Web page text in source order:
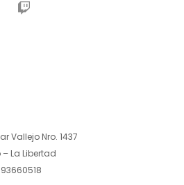
Vallejo Nro. 1437
– La Libertad